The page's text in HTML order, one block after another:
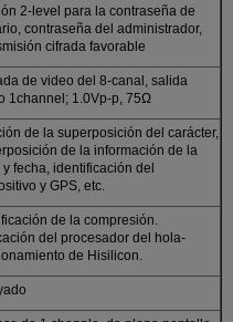
2-level para la contraseña de
contraseña del administrador,
cifrada favorable
de video del 8-canal, salida
1channel; 1.0Vp-p, 75Ω
de la superposición del carácter,
de la información de la
y fecha, identificación del
y GPS, etc.
de la compresión.
del procesador del hola-
de Hisilicon.